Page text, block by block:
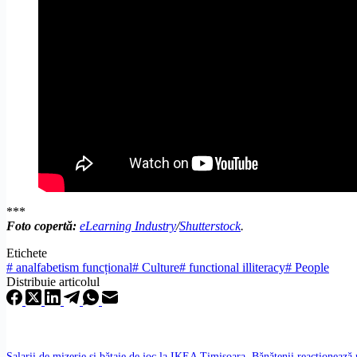
***
Foto copertă: eLearning Industry/Shutterstock.
Etichete
# analfabetism funcțional# Culture# functional illiteracy# People
Distribuie articolul